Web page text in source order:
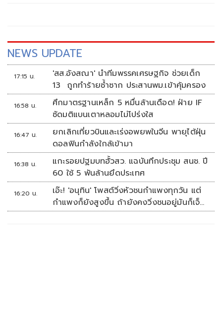
NEWS UPDATE
17:15 น.
'สส.อังสณา' นำทีมพรรคเศรษฐกิจ ช่วยเด็ก
13 ถูกทำร้ายซ้ำซาก ประสานพม.เข้าคุ้มครอง
16:58 น.
ศึกมาตรฐานเหล็ก 5 หมื่นล้านเดือด! ฝ่าย IF
ซัดมติแบนเตาหลอมไม่โปร่งใส
16:47 น.
ยกเลิกเที่ยวบินและเร่งอพยพในจีน พายุไต้ฝุ่น
ดอลฟินกำลังใกล้เข้ามา
16:38 น.
แกะรอยปฐมบทฮั้วสว. แฉบันทึกประชุม สนช. ปี
60 ใช้ 5 พันล้านยึดประเทศ
16:20 น.
เอ๊ะ! 'อนุทิน' โพสต์วิ่งหัวชนกำแพงทุกวัน แต่
กำแพงก็ยังสูงขึ้น ถ้ายังคงวิ่งชนอยู่มันก็เจ็บ
หัวอีก